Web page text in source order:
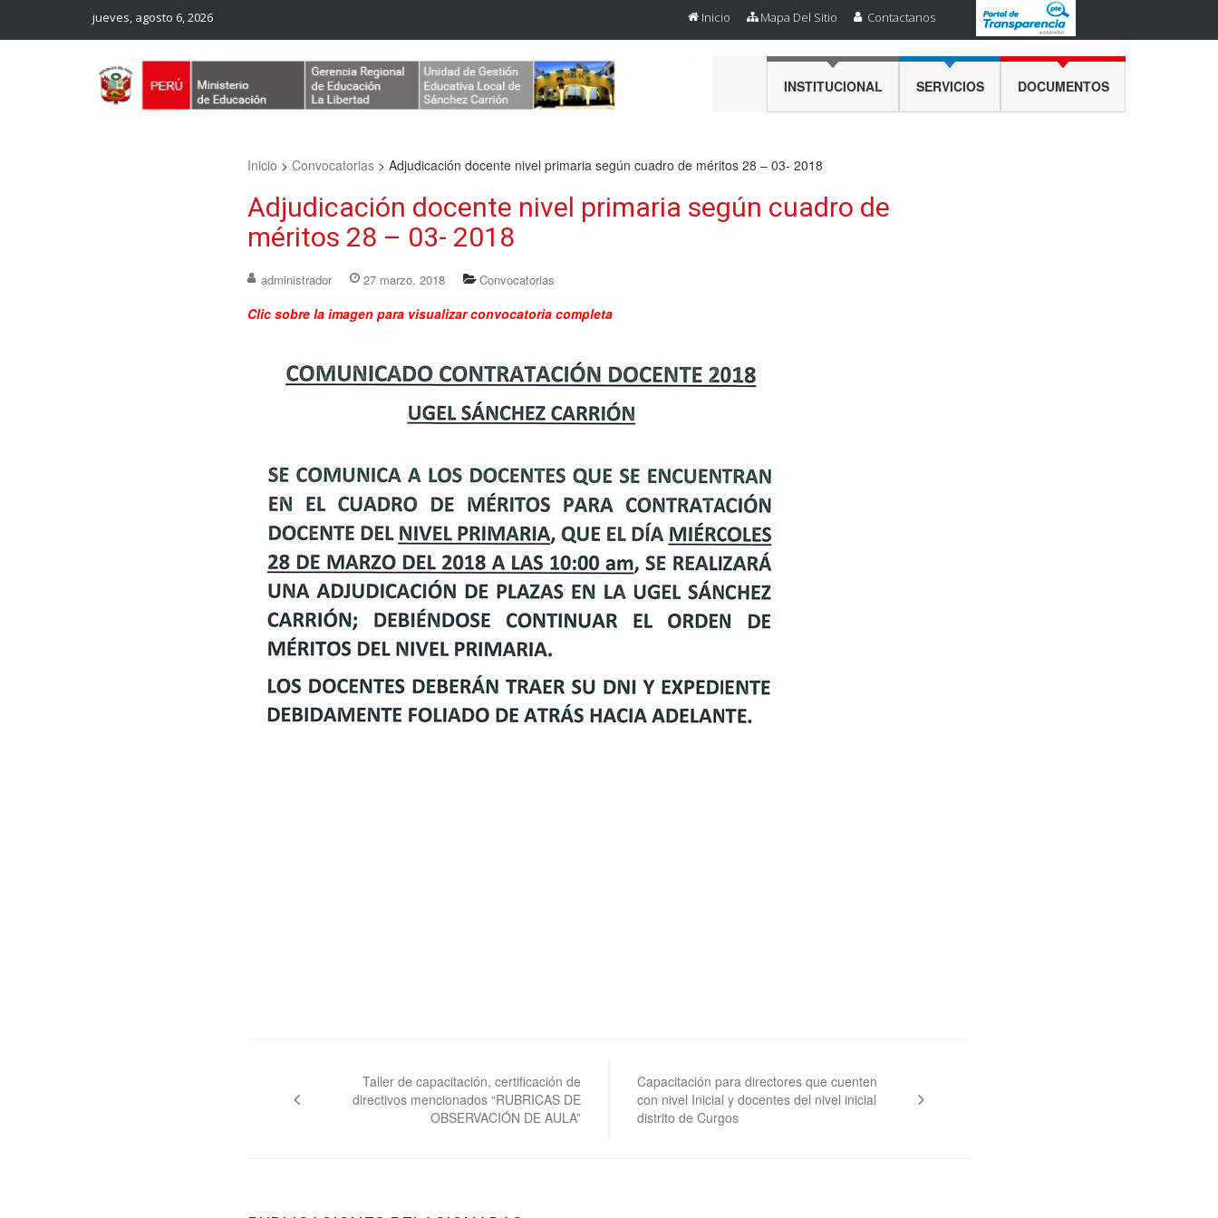
jueves, agosto 6, 2026 Inicio Mapa Del Sitio Contactanos
INSTITUCIONAL SERVICIOS DOCUMENTOS
Inicio > Convocatorias > Adjudicación docente nivel primaria según cuadro de méritos 28 – 03- 2018
Adjudicación docente nivel primaria según cuadro de
méritos 28 – 03- 2018
administrador 27 marzo, 2018 Convocatorias
Clic sobre la imagen para visualizar convocatoria completa
entradas
Taller de capacitación, certificación de
directivos mencionados “RUBRICAS DE
OBSERVACIÓN DE AULA”
Capacitación para directores que cuenten
con nivel Inicial y docentes del nivel inicial
distrito de Curgos